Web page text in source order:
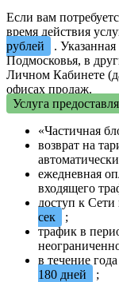
Если вам
время действия
рублей
.
Подмосковья, в
Личном Кабинете
офисах продаж.
Услуга
«Частичная
возврат на
ежедневная
входящего
доступ к Сети
сек
;
трафик в
в течение
180 дней
;